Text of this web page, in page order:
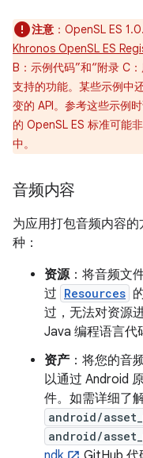
注意 ：OpenSL ES
Khronos OpenSL ES
B：示例代码”和“附录 C
支持的功能。 某些示例中
变的 API。参考这些示例
的 OpenSL ES 标准可能
中。
音频内容
为应用打包音频内容
种：
资源：将音频文
过 Resources
过，无法对资源
Java 编程语言代
资产 ：将您的音
以通过 Android
件。如需详细了
android/
android/